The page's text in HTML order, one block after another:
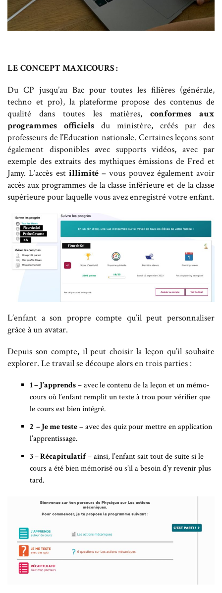
LE CONCEPT MAXICOURS :
Du CP jusqu’au Bac pour toutes les filières (générale,
techno et pro), la plateforme propose des contenus de
qualité dans toutes les matières, conformes aux
programmes officiels du ministère, créés par des
professeurs de l’Education nationale. Certaines leçons sont
également disponibles avec supports vidéos, avec par
exemple des extraits des mythiques émissions de Fred et
Jamy. L’accès est illimité – vous pouvez également avoir
accès aux programmes de la classe inférieure et de la classe
supérieure pour laquelle vous avez enregistré votre enfant.
L’enfant a son propre compte qu’il peut personnaliser
grâce à un avatar.
Depuis son compte, il peut choisir la leçon qu’il souhaite
explorer. Le travail se découpe alors en trois parties :
1 – J’apprends– avec le contenu de la leçon et un mémo-
cours où l’enfant remplit un texte à trou pour vérifier que
le cours est bien intégré.
2 – Je me teste– avec des quiz pour mettre en application
l’apprentissage.
3 – Récapitulatif– ainsi, l’enfant sait tout de suite si le
cours a été bien mémorisé ou s’il a besoin d’y revenir plus
tard.